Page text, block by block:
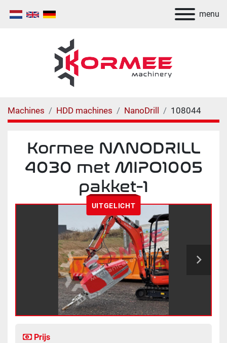
menu
Machines HDD machines NanoDrill 108044
Kormee NANODRILL
4030 met MIPO1005
pakket-1
UITGELICHT
Prijs